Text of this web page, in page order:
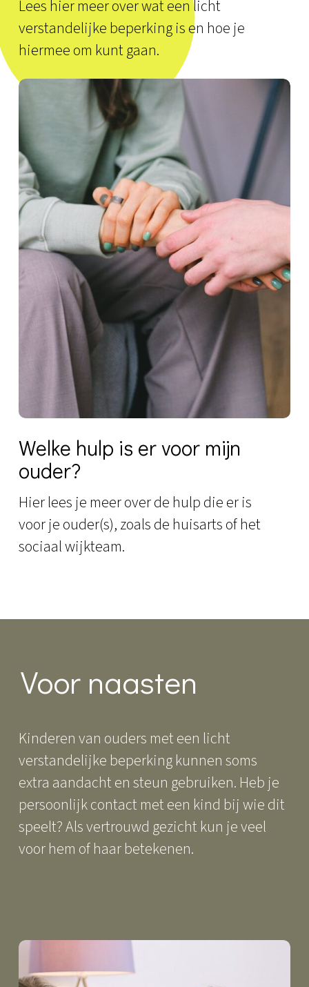
Lees hier meer over wat een licht
verstandelijke beperking is en hoe je
hiermee om kunt gaan.
Welke hulp is er voor mijn
ouder?
Hier lees je meer over de hulp die er is
voor je ouder(s), zoals de huisarts of het
sociaal wijkteam.
Voor naasten
Kinderen van ouders met een licht
verstandelijke beperking kunnen soms
extra aandacht en steun gebruiken. Heb je
persoonlijk contact met een kind bij wie dit
speelt? Als vertrouwd gezicht kun je veel
voor hem of haar betekenen.
Daily
anti-